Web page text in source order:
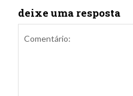
deixe uma resposta